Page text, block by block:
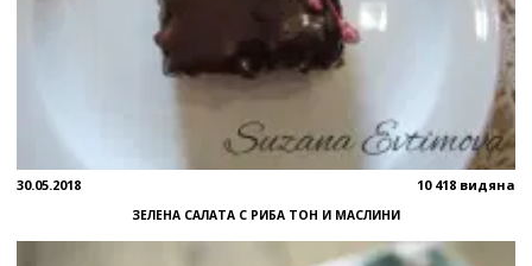
30.05.2018 10 418 видяна
ЗЕЛЕНА САЛАТА С РИБА ТОН И МАСЛИНИ